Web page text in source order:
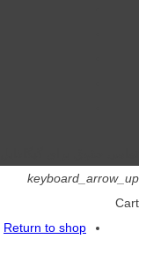
keyboard_arrow_up
Cart
Return to shop